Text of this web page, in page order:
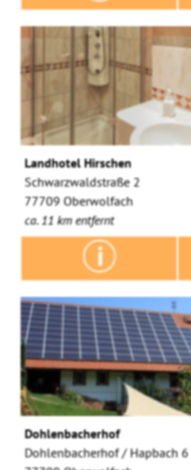
Landhotel Hirschen
Schwarzwaldstraße 2
77709 Oberwolfach
ca. 11 km entfernt
Dohlenbacherhof
Dohlenbacherhof / Hapbach 6